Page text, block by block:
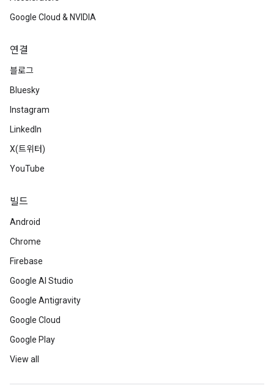
Google Cloud & NVIDIA
연결
블로그
Bluesky
Instagram
LinkedIn
X(트위터)
YouTube
빌드
Android
Chrome
Firebase
Google AI Studio
Google Antigravity
Google Cloud
Google Play
View all